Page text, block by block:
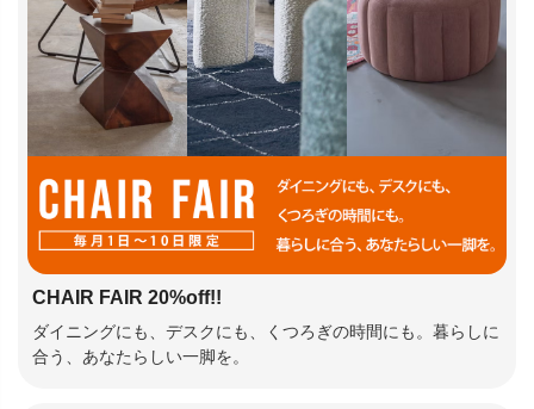
CHAIR FAIR 20%off!!
ダイニングにも、デスクにも、くつろぎの時間にも。暮らしに
合う、あなたらしい一脚を。